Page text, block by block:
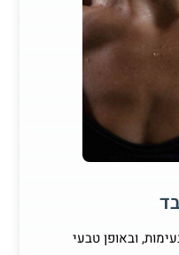
ובאופן טבעי